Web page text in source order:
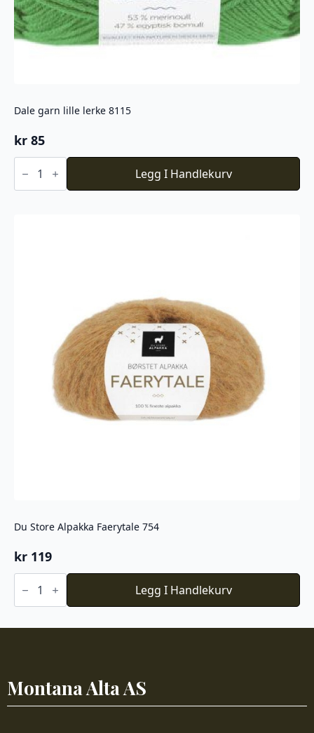
Dale garn lille lerke 8115
kr 85
Dale
garn
lerke
Legg I Handlekurv
Du Store Alpakka Faerytale 754
kr 119
Du
Store
Faerytale
Legg I Handlekurv
Montana Alta AS